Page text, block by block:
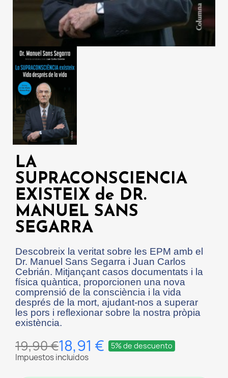
LA
SUPRACONSCIENCIA
EXISTEIX de DR.
MANUEL SANS
SEGARRA
Descobreix la veritat sobre les EPM amb el
Dr. Manuel Sans Segarra i Juan Carlos
Cebrián. Mitjançant casos documentats i la
física quàntica, proporcionen una nova
comprensió de la consciència i la vida
després de la mort, ajudant-nos a superar
les pors i reflexionar sobre la nostra pròpia
existència.
19,90 €18,91 € 5% de descuento
Impuestos incluidos